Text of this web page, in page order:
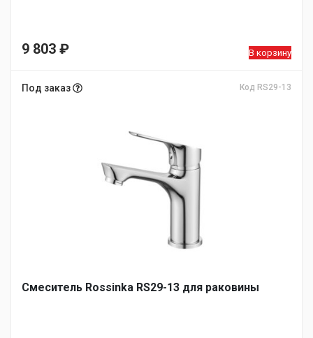
9 803 ₽ В корзину
Под заказ Код RS29-13
Смеситель Rossinka RS29-13 для раковины